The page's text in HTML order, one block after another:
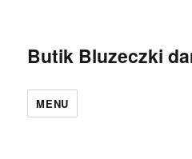
Butik Bluzeczki
MENU